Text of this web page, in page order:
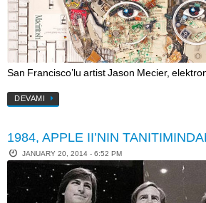
San Francisco’lu artist Jason Mecier,
DEVAMI
1984, APPLE II’NIN
JANUARY 20, 2014 - 6:52 PM